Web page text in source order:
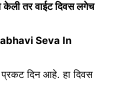
केली तर वाईट दिवस लगेच
Seva In
प्रकट दिन आहे. हा दिवस